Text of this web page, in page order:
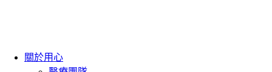
關於用心